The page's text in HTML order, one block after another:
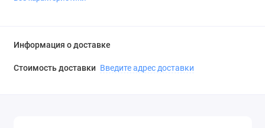
Информация о доставке
Стоимость доставки Введите адрес доставки